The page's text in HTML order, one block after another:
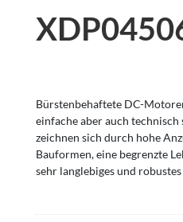
Bürstenbehaftete DC-
einfache aber auch
zeichnen sich durch hohe
Bauformen, eine begrenzte
sehr langlebiges und robustes